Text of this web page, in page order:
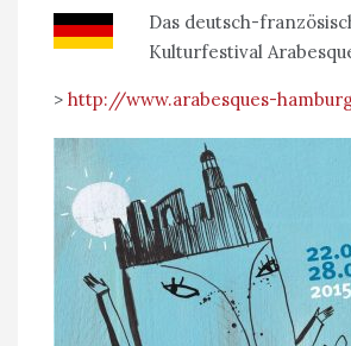
Das deutsch-
Kulturfestival
> http://www.arabesques-